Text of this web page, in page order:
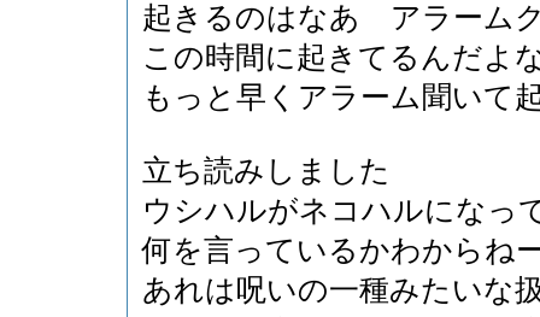
起きるのはなあ アラーム
この時間に起きてるんだよ
もっと早くアラーム聞いて
立ち読みしました
ウシハルがネコハルになっ
何を言っているかわからね
あれは呪いの一種みたいな